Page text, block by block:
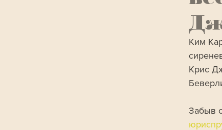
Ким
Крис
Забыв